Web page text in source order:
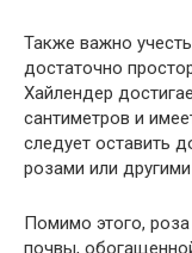
Также важно
достаточно
Хайлендер
сантиметров и
следует оставить
розами или
Помимо этого,
почвы,